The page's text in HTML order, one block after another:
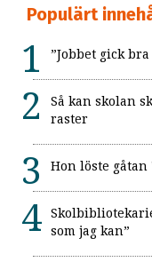
Populärt
”Jobbet gick
Så kan skolan
raster
Hon löste
som jag kan”